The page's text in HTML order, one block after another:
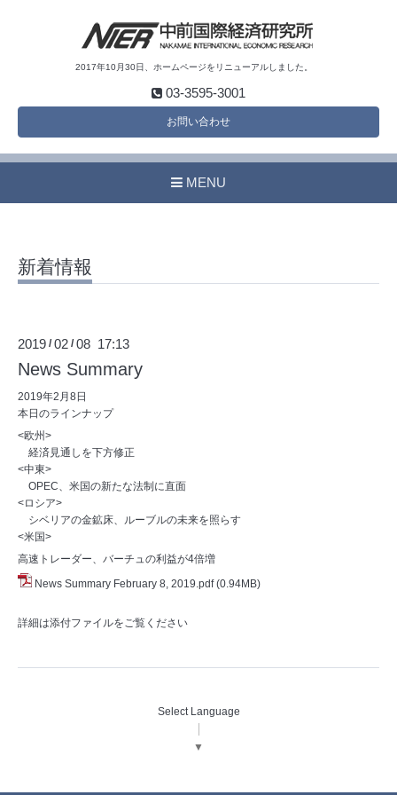
2017年10月30日、ホームページをリニューアルしました。
03-3595-3001
お問い合わせ
MENU
新着情報
2019 /02 /08 17:13
News Summary
2019年2月8日
本日のラインナップ
<欧州>
経済見通しを下方修正
<中東>
OPEC、米国の新たな法制に直面
<ロシア>
シベリアの金鉱床、ルーブルの未来を照らす
<米国>
高速トレーダー、バーチュの利益が4倍増
News Summary February 8, 2019.pdf (0.94MB)
詳細は添付ファイルをご覧ください
Select Language
▼